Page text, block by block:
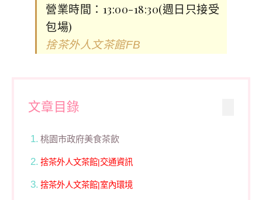
營業時間：13:00-18:30(週日只接受
包場)
捨茶外人文茶館FB
文章目錄
桃園市政府美食茶飲
捨茶外人文茶館|交通資訊
捨茶外人文茶館|室內環境